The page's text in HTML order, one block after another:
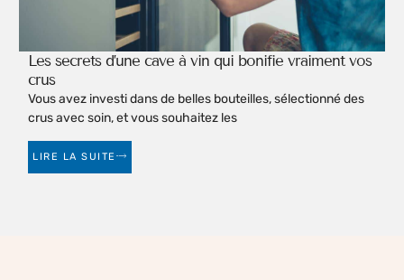
Les secrets d’une cave à vin qui bonifie vraiment vos
crus
Vous avez investi dans de belles bouteilles, sélectionné des
crus avec soin, et vous souhaitez les
LIRE LA SUITE